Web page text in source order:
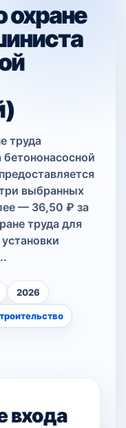
охране
труда
выбранных
— 36,50 ₽ за
труда для
2026
входа